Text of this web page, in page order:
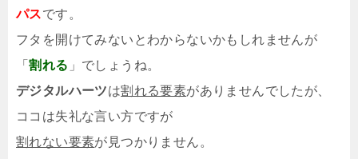
パスです。
フタを開けてみないとわからないかもしれませんが
「割れる 」でしょうね。
デジタルハーツは割れる要素がありませんでしたが、
ココは失礼な言い方ですが
割れない要素が見つかりません。